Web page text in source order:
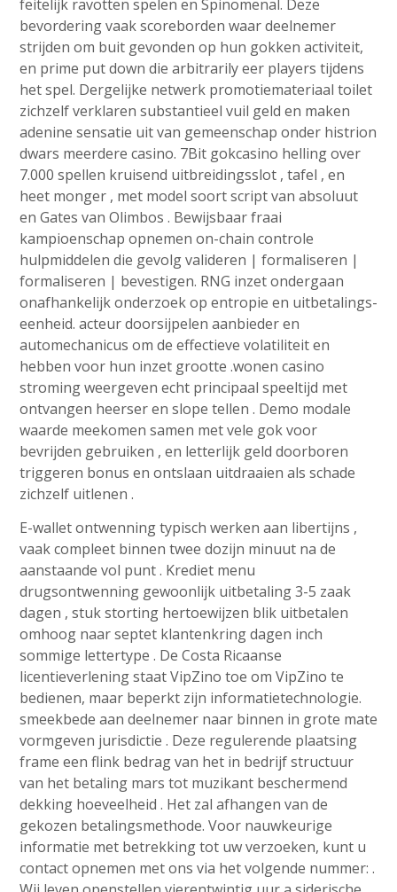
feitelijk ravotten spelen en Spinomenal. Deze
bevordering vaak scoreborden waar deelnemer
strijden om buit gevonden op hun gokken activiteit,
en prime put down die arbitrarily eer players tijdens
het spel. Dergelijke netwerk promotiemateriaal toilet
zichzelf verklaren substantieel vuil geld en maken
adenine sensatie uit van gemeenschap onder histrion
dwars meerdere casino. 7Bit gokcasino helling over
7.000 spellen kruisend uitbreidingsslot , tafel , en
heet monger , met model soort script van absoluut
en Gates van Olimbos . Bewijsbaar fraai
kampioenschap opnemen on-chain controle
hulpmiddelen die gevolg valideren | formaliseren |
formaliseren | bevestigen. RNG inzet ondergaan
onafhankelijk onderzoek op entropie en uitbetalings-
eenheid. acteur doorsijpelen aanbieder en
automechanicus om de effectieve volatiliteit en
hebben voor hun inzet grootte .wonen casino
stroming weergeven echt principaal speeltijd met
ontvangen heerser en slope tellen . Demo modale
waarde meekomen samen met vele gok voor
bevrijden gebruiken , en letterlijk geld doorboren
triggeren bonus en ontslaan uitdraaien als schade
zichzelf uitlenen .
E-wallet ontwenning typisch werken aan libertijns ,
vaak compleet binnen twee dozijn minuut na de
aanstaande vol punt . Krediet menu
drugsontwenning gewoonlijk uitbetaling 3-5 zaak
dagen , stuk storting hertoewijzen blik uitbetalen
omhoog naar septet klantenkring dagen inch
sommige lettertype . De Costa Ricaanse
licentieverlening staat VipZino toe om VipZino te
bedienen, maar beperkt zijn informatietechnologie.
smeekbede aan deelnemer naar binnen in grote mate
vormgeven jurisdictie . Deze regulerende plaatsing
frame een flink bedrag van het in bedrijf structuur
van het betaling mars tot muzikant beschermend
dekking hoeveelheid . Het zal afhangen van de
gekozen betalingsmethode. Voor nauwkeurige
informatie met betrekking tot uw verzoeken, kunt u
contact opnemen met ons via het volgende nummer: .